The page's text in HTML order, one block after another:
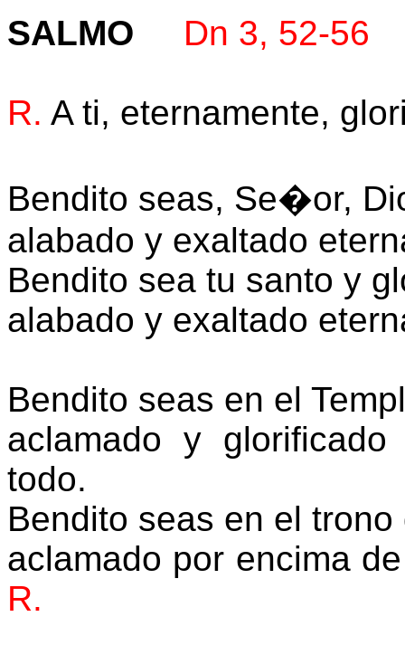
SALMO Dn 3, 52-56
R. A ti, eternamente,
Bendito seas, Se�or,
alabado y exaltado
Bendito sea tu santo y
alabado y exaltado
Bendito seas en el
aclamado y
todo.
Bendito seas en el
aclamado por encima
R.